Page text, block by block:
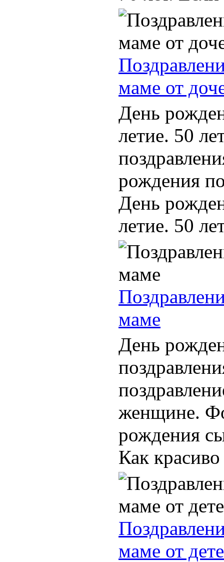
маме от
День
летие. 50
рождения
День
летие. 50
маме
День
женщине.
рождения
Как
маме от